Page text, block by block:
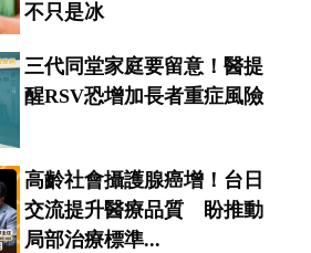
不只是冰
三代同堂家庭要留意！醫提
醒RSV恐增加長者重症風險
高齡社會攝護腺癌增！台日
交流提升醫療品質 盼推動
局部治療標準...